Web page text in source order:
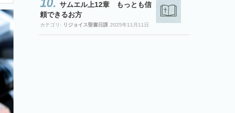
サムエル上12章 もっとも信
頼できるお方
カテゴリ: リジョイス聖書日課 2025年11月11日